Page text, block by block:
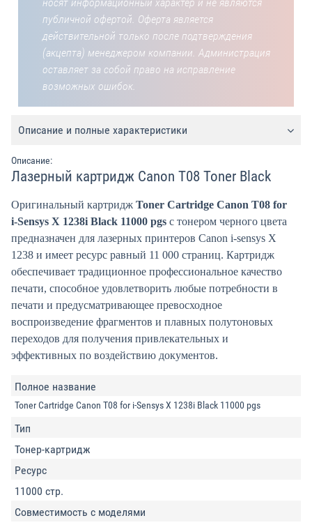
публичной офертой. Оферта является
действительной только после подтверждения
(акцепта) менеджером компании. Администрация
оставляет за собой право на исправление
возможных ошибок.
Описание и полные характеристики
Описание:
Лазерный картридж Canon T08 Toner Black
Оригинальный картридж Toner Cartridge Canon T08 for
i-Sensys X 1238i Black 11000 pgs с тонером черного цвета
предназначен для лазерных принтеров Canon i-sensys X
1238 и имеет ресурс равный 11 000 страниц. Картридж
обеспечивает традиционное профессиональное качество
печати, способное удовлетворить любые потребности в
печати и предусматривающее превосходное
воспроизведение фрагментов и плавных полутоновых
переходов для получения привлекательных и
эффективных по воздействию документов.
Полное название
Toner Cartridge Canon T08 for i-Sensys X 1238i Black 11000 pgs
Тип
Тонер-картридж
Ресурс
11000 стр.
Совместимость с моделями